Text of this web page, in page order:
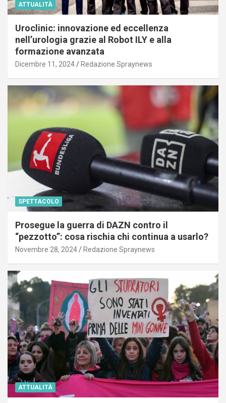
ATTUALITÀ
Uroclinic: innovazione ed eccellenza
nell’urologia grazie al Robot ILY e alla
formazione avanzata
Dicembre 11, 2024 Redazione Spraynews
SPETTACOLO
Prosegue la guerra di DAZN contro il
“pezzotto”: cosa rischia chi continua a usarlo?
Novembre 28, 2024 Redazione Spraynews
ATTUALITÀ